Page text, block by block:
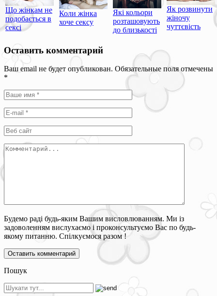
Що жінкам не
подобається в
сексі
Коли жінка
хоче сексу
Які кольори
розташовують
до близькості
Як розвинути
жіночу
чуттєвість
Оставить комментарий
Ваш email не будет опубликован. Обязательные поля отмечены
*
Будемо раді будь-яким Вашим висловлюванням. Ми із
задоволенням вислухаємо і проконсультуємо Вас по будь-
якому питанню. Спілкуємося разом !
Пошук